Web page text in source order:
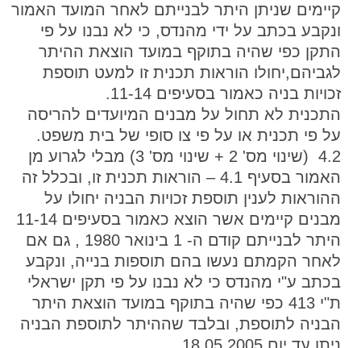
קיימים שניתן היתר לבנייתם לאחר המועד האמור
ונקבע בכתב על ידי מהנדס, כי לא נבנו על פי
התקן כפי שהיה בתוקף במועד הוצאת ההיתר
לגביהם,יחולו הוראות תכנית זו למעט תוספת
זכויות בניה כאמור בסעיפים 11-14.
התכנית לא תחול על מבנים המיועדים להריסה
על פי תכנית או על פי צו סופי של בית משפט.
4.2 (שינוי מס' 2 + שינוי מס' 3) מבלי לגרוע מן
האמור בסעיף 4.1 – הוראות תכנית זו, ובכלל זה
ההוראות לענין תוספת זכויות הבניה יחולו על
מבנים קיימים אשר הוצא כאמור בסעיפים 11-14
היתר לבנייתם קודם ה- 1 בינואר 1980 , גם אם
לאחר הקמתם נעשו בהם תוספות בנייה, ונקבע
בכתב ע"י מהנדס כי לא נבנו על פי תקן ישראלי
ת"י 413 כפי שהיה בתוקף במועד הוצאת היתר
הבניה לתוספת, ובלבד שההיתר לתוספת הבניה